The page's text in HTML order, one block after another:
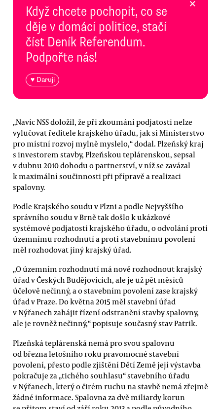
Když chcete pochopit, co se
děje v domácí politice, stačí
číst Deník Referendum.
Podpořte nás!
♥ Daruji
„Navíc NSS doložil, že při zkoumání podjatosti nelze
vylučovat ředitele krajského úřadu, jak si Ministerstvo
pro místní rozvoj mylně myslelo,“ dodal. Plzeňský kraj
s investorem stavby, Plzeňskou teplárenskou, sepsal
v dubnu 2010 dohodu o partnerství, v níž se zavázal
k maximální součinnosti při přípravě a realizaci
spalovny.
Podle Krajského soudu v Plzni a podle Nejvyššího
správního soudu v Brně tak došlo k ukázkové
systémové podjatosti krajského úřadu, o odvolání proti
územnímu rozhodnutí a proti stavebnímu povolení
měl rozhodovat jiný krajský úřad.
„O územním rozhodnutí má nově rozhodnout krajský
úřad v Českých Budějovicích, ale je už pět měsíců
účelově nečinný, a o stavebním povolení zase krajský
úřad v Praze. Do května 2015 měl stavební úřad
v Nýřanech zahájit řízení odstranění stavby spalovny,
ale je rovněž nečinný,“ popisuje současný stav Patrik.
Plzeňská teplárenská nemá pro svou spalovnu
od března letošního roku pravomocné stavební
povolení, přesto podle zjištění Dětí Země její výstavba
pokračuje za „tichého souhlasu“ stavebního úřadu
v Nýřanech, který o čirém ruchu na stavbě nemá zřejmě
žádné informace. Spalovna za dvě miliardy korun